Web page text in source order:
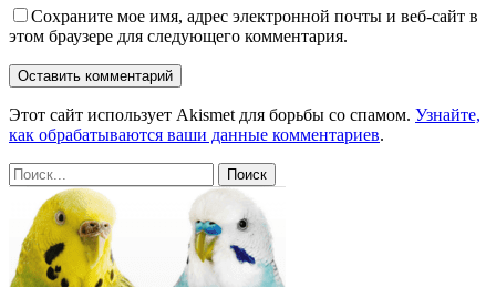
Сохраните мое имя, адрес электронной почты и веб-сайт в
этом браузере для следующего комментария.
Этот сайт использует Akismet для борьбы со спамом. Узнайте,
как обрабатываются ваши данные комментариев.